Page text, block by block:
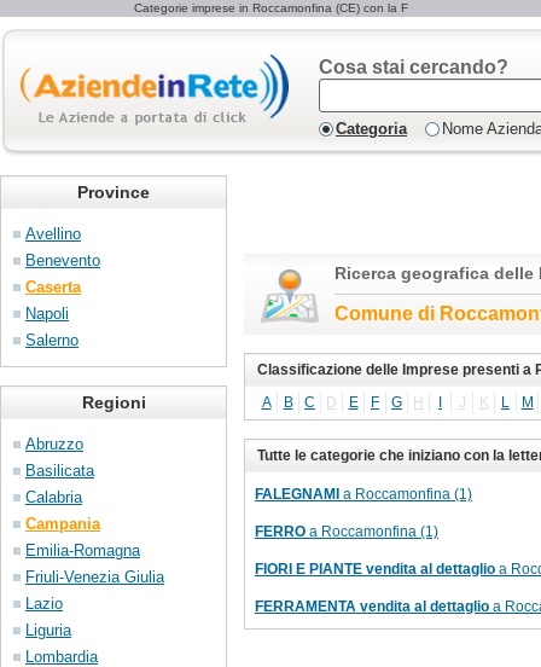
Categorie imprese in Roccamonfina (CE) con la F
Cosa stai cercando?
Categoria Nome
Province
Avellino
Benevento
Caserta
Napoli
Salerno
Regioni
Abruzzo
Basilicata
Calabria
Campania
Emilia-Romagna
Friuli-Venezia Giulia
Lazio
Liguria
Lombardia
Ricerca geografica delle
Comune di
Classificazione delle Imprese presenti a
A
B C D E F G H J K L M
Tutte le categorie che iniziano con la
FALEGNAMI a Roccamonfina (1)
FERRO a Roccamonfina (1)
FIORI E PIANTE vendita al dettaglio a
FERRAMENTA vendita al dettaglio a